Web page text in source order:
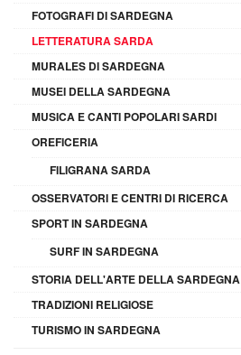
FOTOGRAFI DI SARDEGNA
LETTERATURA SARDA
MURALES DI SARDEGNA
MUSEI DELLA SARDEGNA
MUSICA E CANTI POPOLARI SARDI
OREFICERIA
FILIGRANA SARDA
OSSERVATORI E CENTRI DI RICERCA
SPORT IN SARDEGNA
SURF IN SARDEGNA
STORIA DELL'ARTE DELLA SARDEGNA
TRADIZIONI RELIGIOSE
TURISMO IN SARDEGNA